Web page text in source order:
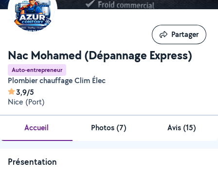
Nac Mohamed (Dépannage Express)
Auto-entrepreneur
Plombier chauffage Clim Élec
3,9/5
Nice (Port)
Partager
Partager
Accueil Photos (7) Avis (15)
Présentation